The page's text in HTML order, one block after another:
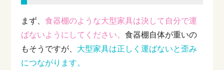
握し、「何を」「いつ」やるかを整理してお
くことが大切です。...
まず、食器棚のような大型家具は決して自分で運
ばないようにしてください。食器棚自体が重いの
もそうですが、 大型家具は正しく運ばないと歪み
につながります。